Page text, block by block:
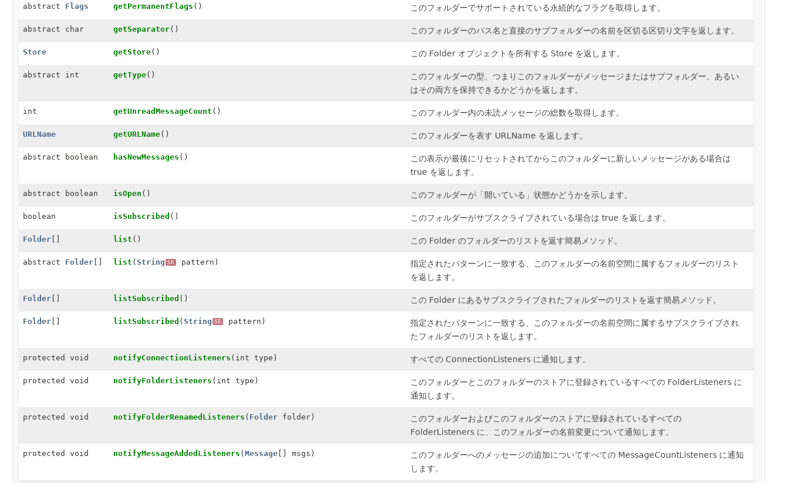
abstract Flags getPermanentFlags () このフォルダーでサポートされている永続的なフラグを取得します。
abstract char getSeparator() このフォルダーのパス名と直接のサブフォルダーの名前を区切る区切り文字を返します。
Store getStore() この Folder オブジェクトを所有する Store を返します。
abstract int getType()
このフォルダーの型、つまりこのフォルダーがメッセージまたはサブフォルダー、あるい
はその両方を保持できるかどうかを返します。
int getUnreadMessageCount () このフォルダー内の未読メッセージの総数を取得します。
URLName getURLName() このフォルダーを表す URLName を返します。
abstract boolean hasNewMessages ()
この表示が最後にリセットされてからこのフォルダーに新しいメッセージがある場合は
true を返します。
abstract boolean isOpen () このフォルダーが「開いている」状態かどうかを示します。
boolean isSubscribed () このフォルダーがサブスクライブされている場合は true を返します。
Folder [] list () この Folder のフォルダーのリストを返す簡易メソッド。
abstract Folder [] list (String SE pattern)
指定されたパターンに一致する、このフォルダーの名前空間に属するフォルダーのリスト
を返します。
Folder [] listSubscribed () この Folder にあるサブスクライブされたフォルダーのリストを返す簡易メソッド。
Folder [] listSubscribed (String SE pattern)
指定されたパターンに一致する、このフォルダーの名前空間に属するサブスクライブされ
たフォルダーのリストを返します。
protected void notifyConnectionListeners (int type) すべての ConnectionListeners に通知します。
protected void notifyFolderListeners (int type)
このフォルダーとこのフォルダーのストアに登録されているすべての FolderListeners に
通知します。
protected void notifyFolderRenamedListeners ( Folder folder)
このフォルダーおよびこのフォルダーのストアに登録されているすべての
FolderListeners に、このフォルダーの名前変更について通知します。
protected void notifyMessageAddedListeners (Message [] msgs)
このフォルダーへのメッセージの追加についてすべての MessageCountListeners に通知
します。